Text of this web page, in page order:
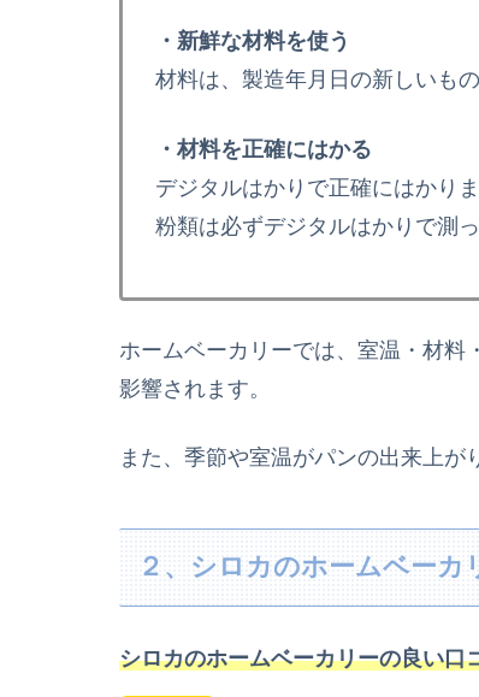
・新鮮な材料を使う
材料は、製造年月日の新しいも
・材料を正確にはかる
デジタルはかりで正確にはかりま
粉類は必ずデジタルはかりで測っ
ホームベーカリーでは、室温・材料
影響されます。
また、季節や室温がパンの出来上が
２、シロカのホームベーカ
シロカのホームベーカリーの良い口